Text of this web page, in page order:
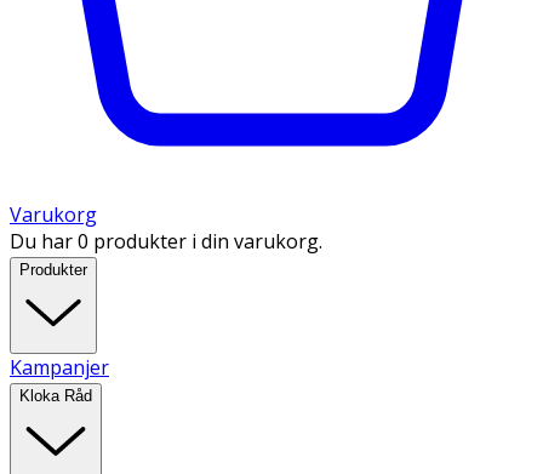
Varukorg
Du har 0 produkter i din varukorg.
Produkter
Kampanjer
Kloka Råd